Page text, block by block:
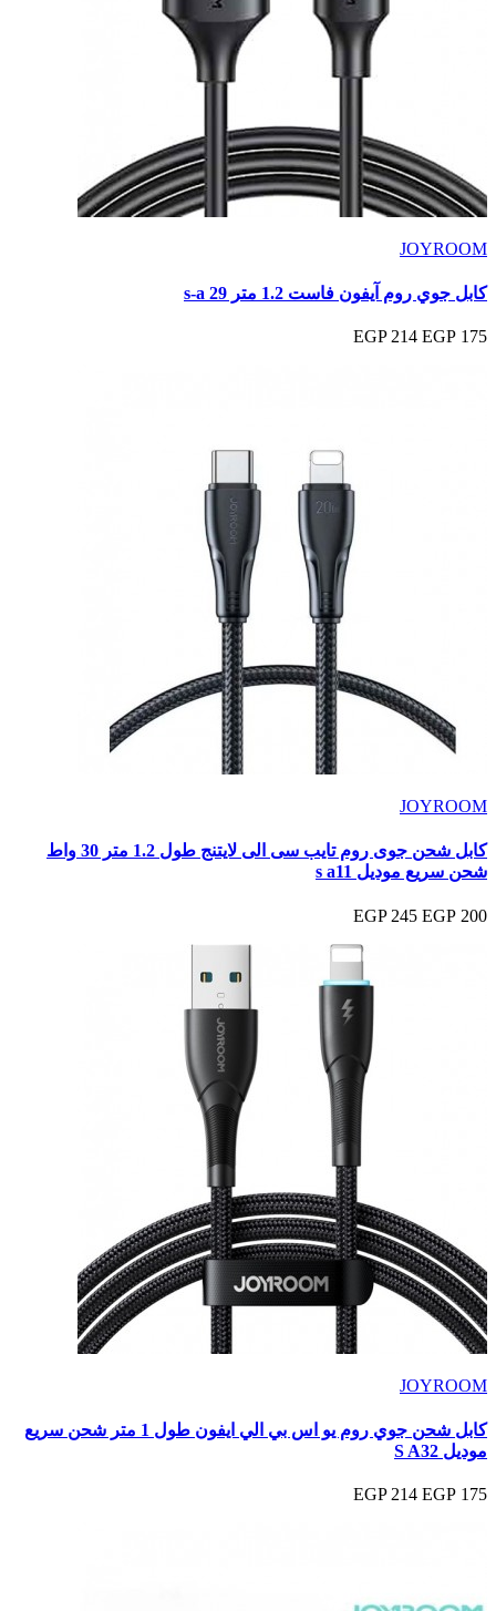
JOYROOM
كابل جوي روم آيفون فاست 1.2 متر s-a 29
175 EGP
214 EGP
JOYROOM
كابل شحن جوى روم تايب سى الى لايتنج طول 1.2 متر 30 واط
شحن سريع موديل s a11
200 EGP
245 EGP
JOYROOM
كابل شحن جوي روم يو اس بي الي ايفون طول 1 متر شحن سريع
موديل S A32
175 EGP
214 EGP